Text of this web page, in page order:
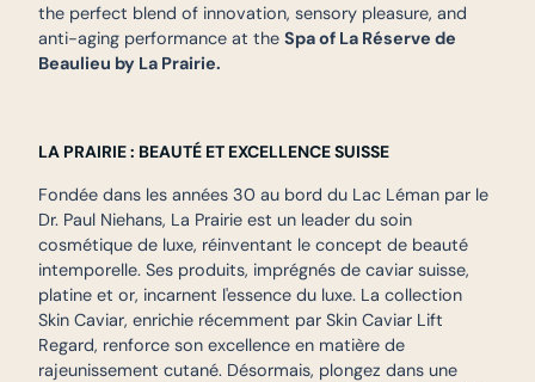
the perfect blend of innovation, sensory pleasure, and
anti-aging performance at the Spa of La Réserve de
Beaulieu by La Prairie.
LA PRAIRIE : BEAUTÉ ET EXCELLENCE SUISSE
Fondée dans les années 30 au bord du Lac Léman par le
Dr. Paul Niehans, La Prairie est un leader du soin
cosmétique de luxe, réinventant le concept de beauté
intemporelle. Ses produits, imprégnés de caviar suisse,
platine et or, incarnent l'essence du luxe. La collection
Skin Caviar, enrichie récemment par Skin Caviar Lift
Regard, renforce son excellence en matière de
rajeunissement cutané. Désormais, plongez dans une